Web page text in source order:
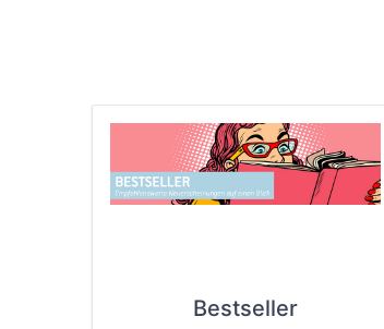
Bestseller